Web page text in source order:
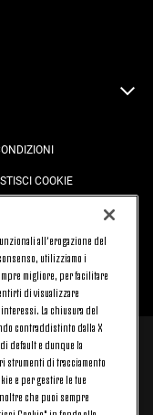
COOKIE
Torino - Italia;
è attivo dal lunedì al
all’erogazione del
utilizziamo i
migliore, per facilitare
di visualizzare
La chiusura del
contraddistinto dalla X
default e dunque la
strumenti di tracciamento
e per gestire le tue
che puoi sempre